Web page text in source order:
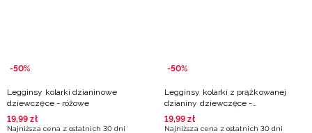
-50%
Legginsy kolarki dzianinowe
dziewczęce - różowe
19,99 zł
Najniższa cena z ostatnich 30 dni
-50%
Legginsy kolarki z prążkowanej
dzianiny dziewczęce -
pomarańczowe
19,99 zł
Najniższa cena z ostatnich 30 dni